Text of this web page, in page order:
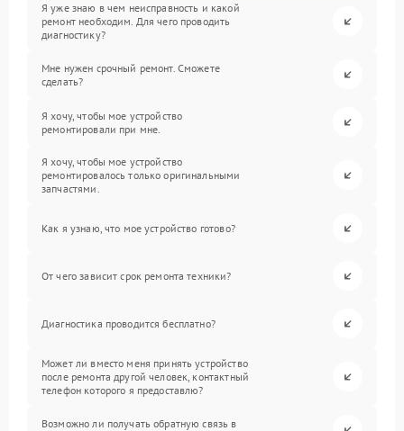
Я уже знаю в чем неисправность и какой
ремонт необходим. Для чего проводить
диагностику?
Мне нужен срочный ремонт. Сможете
сделать?
Я хочу, чтобы мое устройство
ремонтировали при мне.
Я хочу, чтобы мое устройство
ремонтировалось только оригинальными
запчастями.
Как я узнаю, что мое устройство готово?
От чего зависит срок ремонта техники?
Диагностика проводится бесплатно?
Может ли вместо меня принять устройство
после ремонта другой человек, контактный
телефон которого я предоставлю?
Возможно ли получать обратную связь в